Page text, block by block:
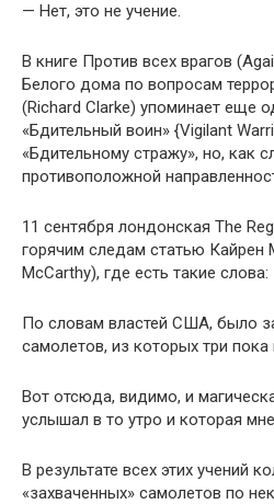
— Нет, это не учение.
В книге Против всех врагов
Белого дома по вопросам
(Richard Clarke) упоминает еще
«Бдительный воин» {Vigilant
«Бдительному стражу», но, как
противоположной
11 сентября лондонская The
горячим следам статью Кайрен
McCarthy), где есть такие слова:
По словам властей США, было
самолетов, из которых три
Вот отсюда, видимо, и
услышал в то утро и которая
В результате всех этих учений
«захваченных» самолетов по